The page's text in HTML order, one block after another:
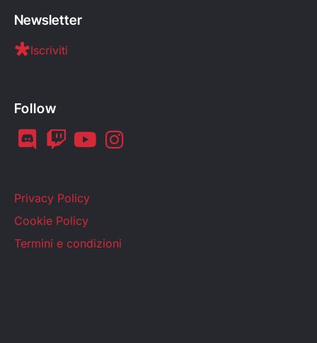
Newsletter
Iscriviti
Follow
Privacy Policy
Cookie Policy
Termini e condizioni